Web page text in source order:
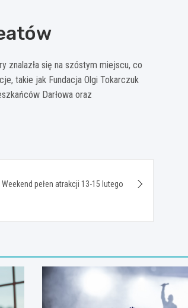
znalazła się na szóstym miejscu, co
takie jak Fundacja Olgi Tokarczuk
Darłowa oraz
Weekend pełen atrakcji 13-15 lutego